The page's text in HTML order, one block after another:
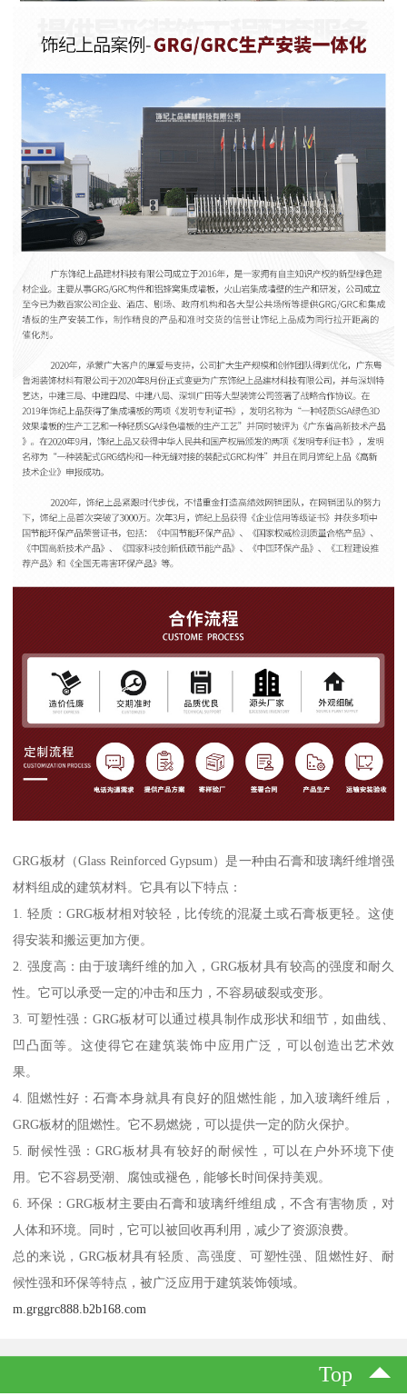
GRG板材（Glass Reinforced Gypsum）是一种由石膏和玻璃纤维增强
材料组成的建筑材料。它具有以下特点：
1. 轻质：GRG板材相对较轻，比传统的混凝土或石膏板更轻。这使
得安装和搬运更加方便。
2. 强度高：由于玻璃纤维的加入，GRG板材具有较高的强度和耐久
性。它可以承受一定的冲击和压力，不容易破裂或变形。
3. 可塑性强：GRG板材可以通过模具制作成形状和细节，如曲线、
凹凸面等。这使得它在建筑装饰中应用广泛，可以创造出艺术效
果。
4. 阻燃性好：石膏本身就具有良好的阻燃性能，加入玻璃纤维后，
GRG板材的阻燃性。它不易燃烧，可以提供一定的防火保护。
5. 耐候性强：GRG板材具有较好的耐候性，可以在户外环境下使
用。它不容易受潮、腐蚀或褪色，能够长时间保持美观。
6. 环保：GRG板材主要由石膏和玻璃纤维组成，不含有害物质，对
人体和环境。同时，它可以被回收再利用，减少了资源浪费。
总的来说，GRG板材具有轻质、高强度、可塑性强、阻燃性好、耐
候性强和环保等特点，被广泛应用于建筑装饰领域。
m.grggrc888.b2b168.com
Top